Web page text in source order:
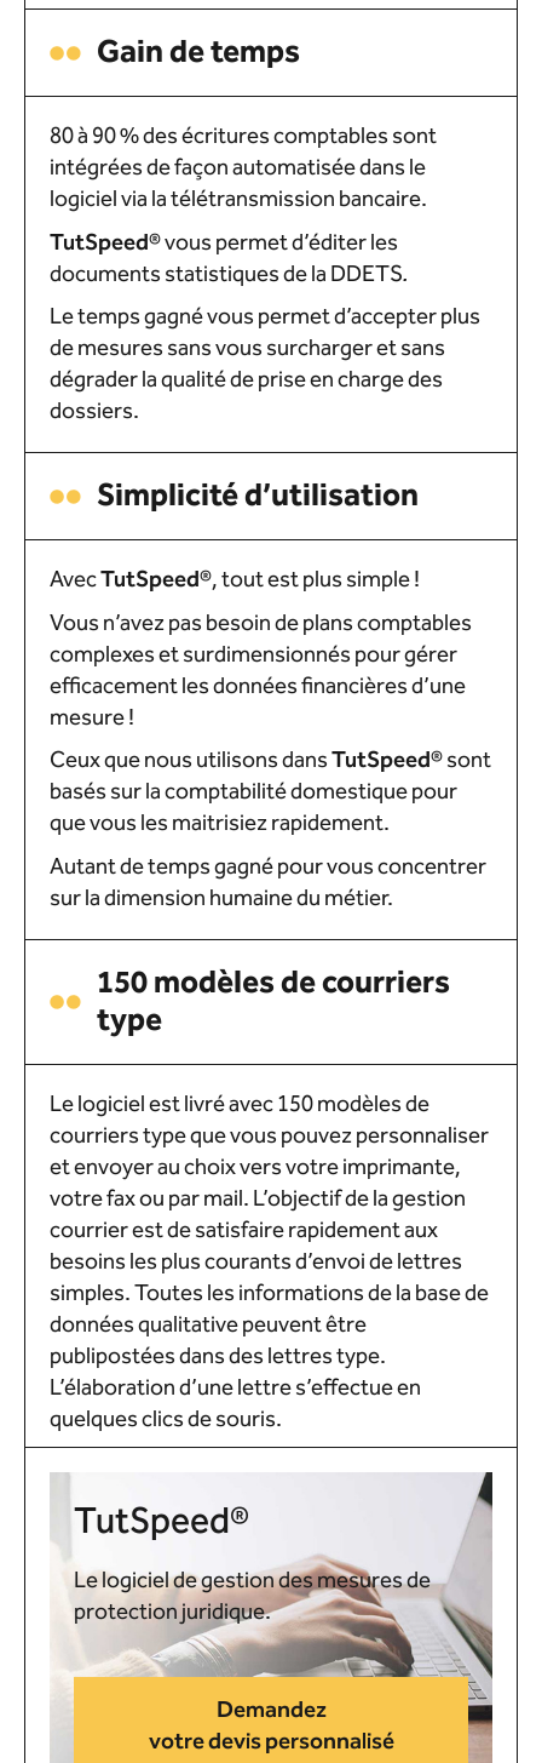
Gain de temps
80 à 90 % des écritures comptables sont
intégrées de façon automatisée dans le
logiciel via la télétransmission bancaire.
TutSpeed®vous permet d’éditer les
documents statistiques de la DDETS.
Le temps gagné vous permet d’accepter plus
de mesures sans vous surcharger et sans
dégrader la qualité de prise en charge des
dossiers.
Simplicité d’utilisation
AvecTutSpeed®, tout est plus simple !
Vous n’avez pas besoin de plans comptables
complexes et surdimensionnés pour gérer
efficacement les données financières d’une
mesure !
Ceux que nous utilisons dansTutSpeed®sont
basés sur la comptabilité domestique pour
que vous les maitrisiez rapidement.
Autant de temps gagné pour vous concentrer
sur la dimension humaine du métier.
150 modèles de courriers
type
Le logiciel est livré avec 150 modèles de
courriers type que vous pouvez personnaliser
et envoyer au choix vers votre imprimante,
votre fax ou par mail. L’objectif de la gestion
courrier est de satisfaire rapidement aux
besoins les plus courants d’envoi de lettres
simples. Toutes les informations de la base de
données qualitative peuvent être
publipostées dans des lettres type.
L’élaboration d’une lettre s’effectue en
quelques clics de souris.
TutSpeed®
Le logiciel de gestion des mesures de
protection juridique.
Demandez
votre devis personnalisé